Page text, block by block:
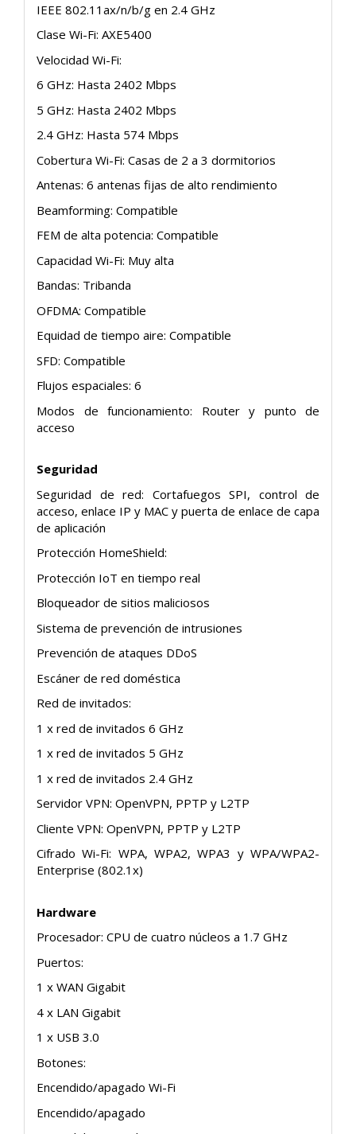
IEEE 802.11ax/n/b/g en 2.4 GHz
Clase Wi-Fi: AXE5400
Velocidad Wi-Fi:
6 GHz: Hasta 2402 Mbps
5 GHz: Hasta 2402 Mbps
2.4 GHz: Hasta 574 Mbps
Cobertura Wi-Fi: Casas de 2 a 3 dormitorios
Antenas: 6 antenas fijas de alto rendimiento
Beamforming: Compatible
FEM de alta potencia: Compatible
Capacidad Wi-Fi: Muy alta
Bandas: Tribanda
OFDMA: Compatible
Equidad de tiempo aire: Compatible
SFD: Compatible
Flujos espaciales: 6
Modos de funcionamiento: Router y punto de
acceso
Seguridad
Seguridad de red: Cortafuegos SPI, control de
acceso, enlace IP y MAC y puerta de enlace de capa
de aplicación
Protección HomeShield:
Protección IoT en tiempo real
Bloqueador de sitios maliciosos
Sistema de prevención de intrusiones
Prevención de ataques DDoS
Escáner de red doméstica
Red de invitados:
1 x red de invitados 6 GHz
1 x red de invitados 5 GHz
1 x red de invitados 2.4 GHz
Servidor VPN: OpenVPN, PPTP y L2TP
Cliente VPN: OpenVPN, PPTP y L2TP
Cifrado Wi-Fi: WPA, WPA2, WPA3 y WPA/WPA2-
Enterprise (802.1x)
Hardware
Procesador: CPU de cuatro núcleos a 1.7 GHz
Puertos:
1 x WAN Gigabit
4 x LAN Gigabit
1 x USB 3.0
Botones:
Encendido/apagado Wi-Fi
Encendido/apagado